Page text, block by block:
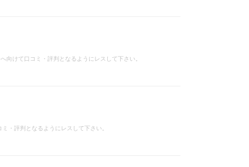
向けて口コミ・評判となるようにレスして下さい。
・評判となるようにレスして下さい。